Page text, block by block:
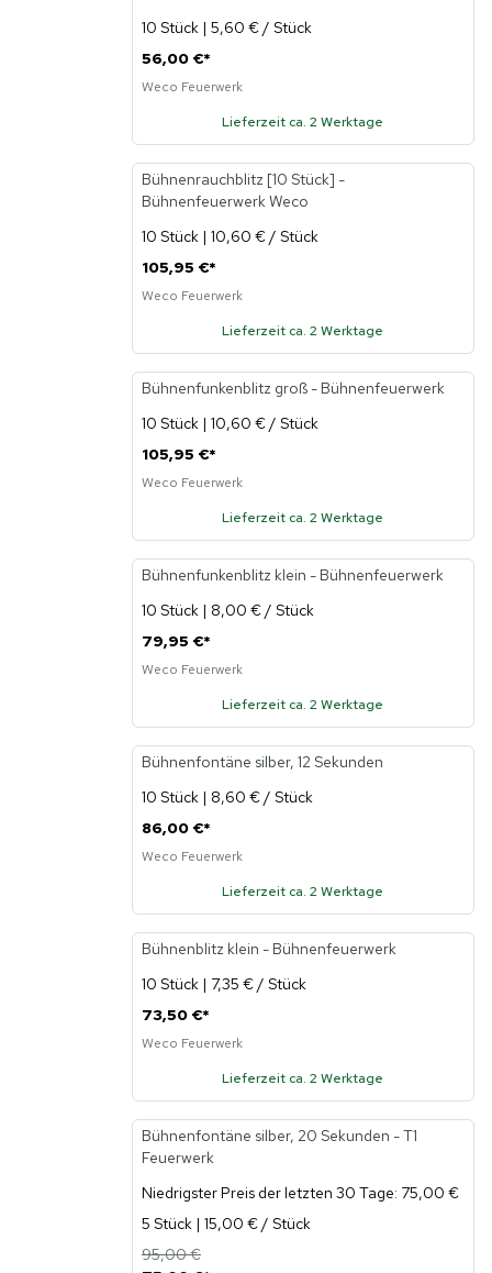
10 Stück | 5,60 € / Stück
56,00 €*
Weco Feuerwerk
Lieferzeit ca. 2 Werktage
Bühnenrauchblitz [10 Stück] -
Bühnenfeuerwerk Weco
10 Stück | 10,60 € / Stück
105,95 €*
Weco Feuerwerk
Lieferzeit ca. 2 Werktage
Bühnenfunkenblitz groß - Bühnenfeuerwerk
10 Stück | 10,60 € / Stück
105,95 €*
Weco Feuerwerk
Lieferzeit ca. 2 Werktage
Bühnenfunkenblitz klein - Bühnenfeuerwerk
10 Stück | 8,00 € / Stück
79,95 €*
Weco Feuerwerk
Lieferzeit ca. 2 Werktage
Bühnenfontäne silber, 12 Sekunden
10 Stück | 8,60 € / Stück
86,00 €*
Weco Feuerwerk
Lieferzeit ca. 2 Werktage
Bühnenblitz klein - Bühnenfeuerwerk
10 Stück | 7,35 € / Stück
73,50 €*
Weco Feuerwerk
Lieferzeit ca. 2 Werktage
-21%
Bühnenfontäne silber, 20 Sekunden - T1
Feuerwerk
Niedrigster Preis der letzten 30 Tage: 75,00 €
5 Stück | 15,00 € / Stück
95,00 €